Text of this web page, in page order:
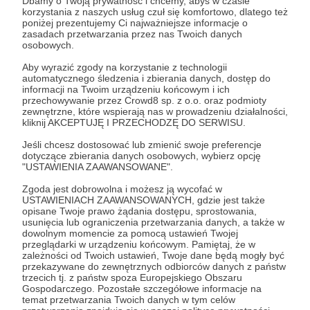
korzystania z naszych usług czuł się komfortowo, dlatego też
poniżej prezentujemy Ci najważniejsze informacje o
zasadach przetwarzania przez nas Twoich danych
osobowych.
Aby wyrazić zgody na korzystanie z technologii
automatycznego śledzenia i zbierania danych, dostęp do
informacji na Twoim urządzeniu końcowym i ich
przechowywanie przez Crowd8 sp. z o.o. oraz podmioty
zewnętrzne, które wspierają nas w prowadzeniu działalności,
kliknij AKCEPTUJĘ I PRZECHODZĘ DO SERWISU.
Jeśli chcesz dostosować lub zmienić swoje preferencje
dotyczące zbierania danych osobowych, wybierz opcję
"USTAWIENIA ZAAWANSOWANE".
Zgoda jest dobrowolna i możesz ją wycofać w
USTAWIENIACH ZAAWANSOWANYCH, gdzie jest także
opisane Twoje prawo żądania dostępu, sprostowania,
usunięcia lub ograniczenia przetwarzania danych, a także w
dowolnym momencie za pomocą ustawień Twojej
przeglądarki w urządzeniu końcowym. Pamiętaj, że w
zależności od Twoich ustawień, Twoje dane będą mogły być
przekazywane do zewnętrznych odbiorców danych z państw
trzecich tj. z państw spoza Europejskiego Obszaru
Gospodarczego. Pozostałe szczegółowe informacje na
temat przetwarzania Twoich danych w tym celów
16.01.2025 ● Brak komentarzy
Wycieczka szlakiem na Kasprowy Wierch,
specjalnie dla naszych wyjątkowych
Patronów.
Nowy film na naszym profilu Patronite! Zapraszamy
redaktora naczelnego Pawła Pełki wyłącznie dla naszych
Patronów.
#film #kasprowywierch #góry +1